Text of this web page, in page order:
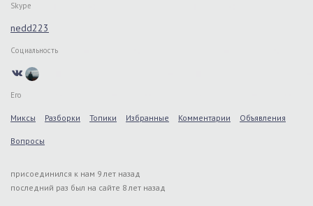
Skype
nedd223
Социальность
Его
Миксы Разборки Топики Избранные Комментарии Объявления
Вопросы
присоединился к нам 9 лет назад
последний раз был на сайте 8 лет назад